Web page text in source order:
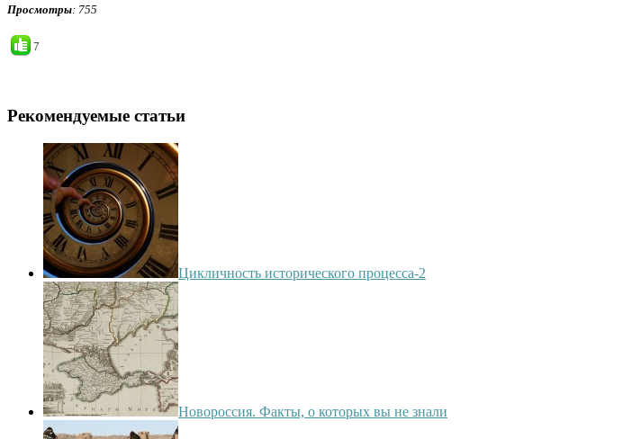
Просмотры: 755
7
Рекомендуемые статьи
Цикличность исторического процесса-2
Новороссия. Факты, о которых вы не знали